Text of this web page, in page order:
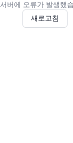
서버에 오류가 발생했
새로고침